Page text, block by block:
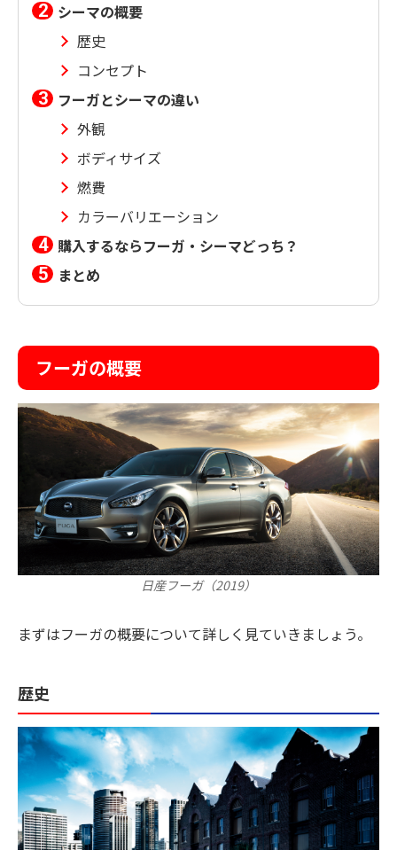
シーマの概要
歴史
コンセプト
フーガとシーマの違い
外観
ボディサイズ
燃費
カラーバリエーション
購入するならフーガ・シーマどっち？
まとめ
フーガの概要
日産フーガ（2019）
まずはフーガの概要について詳しく見ていきましょう。
歴史